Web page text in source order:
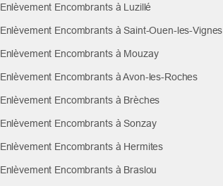
Enlèvement Encombrants à Luzillé
Enlèvement Encombrants à Saint-Ouen-les-Vignes
Enlèvement Encombrants à Mouzay
Enlèvement Encombrants à Avon-les-Roches
Enlèvement Encombrants à Brèches
Enlèvement Encombrants à Sonzay
Enlèvement Encombrants à Hermites
Enlèvement Encombrants à Braslou